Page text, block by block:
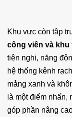
Khu vực còn tập
công viên và khu
tiện nghi, năng
hệ thống kênh
mảng xanh và
là một điểm
góp phần nâng